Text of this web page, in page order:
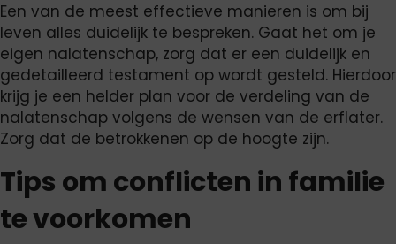
Een van de meest effectieve manieren is om bij
leven alles duidelijk te bespreken. Gaat het om je
eigen nalatenschap, zorg dat er een duidelijk en
gedetailleerd testament op wordt gesteld. Hierdoor
krijg je een helder plan voor de verdeling van de
nalatenschap volgens de wensen van de erflater.
Zorg dat de betrokkenen op de hoogte zijn.
Tips om conflicten in familie
te voorkomen